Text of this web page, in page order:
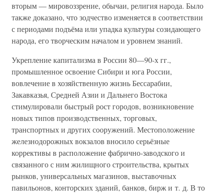
вторым — мировоззрение, обычаи, религия народа. Было
также доказано, что зодчество изменяется в соответствии
с периодами подъёма или упадка культуры созидающего
народа, его творческим началом и уровнем знаний.
Укрепление капитализма в России 80—90-х гг.,
промышленное освоение Сибири и юга России,
вовлечение в хозяйственную жизнь Бессарабии,
Закавказья, Средней Азии и Дальнего Востока
стимулировали быстрый рост городов, возникновение
новых типов производственных, торговых,
транспортных и других сооружений. Местоположение
железнодорожных вокзалов вносило серьёзные
коррективы в расположение фабрично-заводского и
связанного с ним жилищного строительства, крытых
рынков, универсальных магазинов, выставочных
павильонов, конторских зданий, банков, бирж и т. д. В то